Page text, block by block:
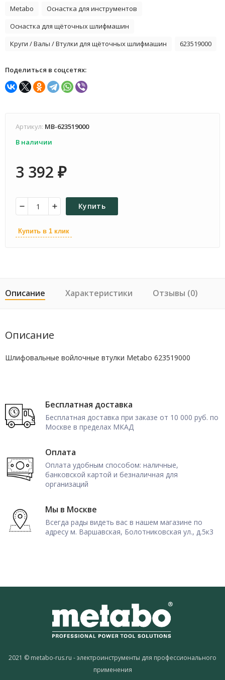
Metabo
Оснастка для инструментов
Оснастка для щёточных шлифмашин
Круги / Валы / Втулки для щёточных шлифмашин
623519000
Поделиться в соцсетях:
Артикул: MB-623519000
В наличии
3 392 ₽
Купить
Купить в 1 клик
Описание Характеристики Отзывы (0)
Описание
Шлифовальные войлочные втулки Metabo 623519000
Бесплатная доставка
Бесплатная доставка при заказе от 10 000 руб. по
Москве в пределах МКАД
Оплата
Оплата удобным способом: наличные,
банковской картой и безналичная для
организаций
Мы в Москве
Всегда рады видеть вас в нашем магазине по
адресу м. Варшавская, Болотниковская ул., д.5к3
2021 © metabo-rus.ru - электроинструменты для профессионального
применения